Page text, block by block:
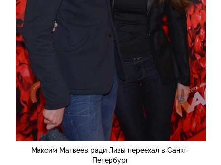
Максим Матвеев ради Лизы переехал в Санкт-
Петербург